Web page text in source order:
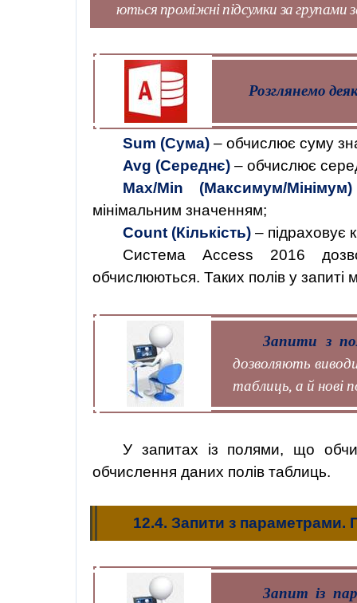
ються проміжні підсумки за групами
Розглянемо
Sum (Сума)– обчислює суму
Avg (Середнє)– обчислює
Max/Min (Максимум/Мінімум)
мінімальним значенням;
Count (Кількість)– підраховує
Система Access 2016
обчислюються. Таких полів у запиті
Запити з
дозволяють
таблиць, а й нові
У запитах із полями, що
обчислення даних полів таблиць.
12.4. Запити з параметрами.
Запит із